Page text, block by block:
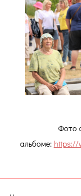
Фото
альбоме: https://